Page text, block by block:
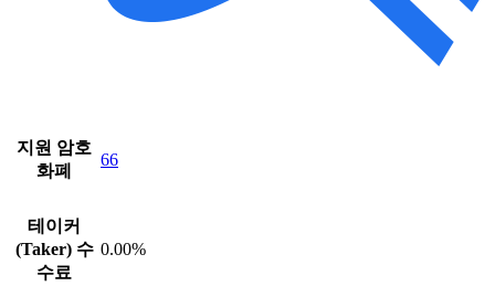
지원 암호
화폐
66
테이커
(Taker) 수
수료
0.00%